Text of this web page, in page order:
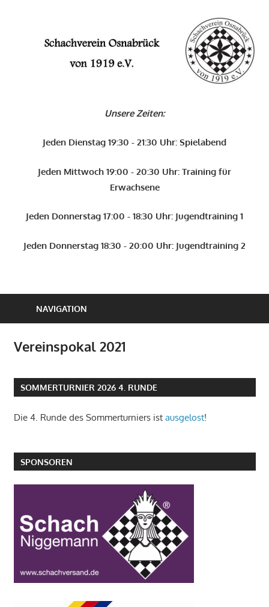
Unsere Zeiten:
Jeden Dienstag 19:30 - 21:30 Uhr: Spielabend
Jeden Mittwoch 19:00 - 20:30 Uhr: Training für
Erwachsene
Jeden Donnerstag 17:00 - 18:30 Uhr: Jugendtraining 1
Jeden Donnerstag 18:30 - 20:00 Uhr: Jugendtraining 2
NAVIGATION
Vereinspokal 2021
SOMMERTURNIER 2026 4. RUNDE
Die 4. Runde des Sommerturniers ist ausgelost!
SPONSOREN